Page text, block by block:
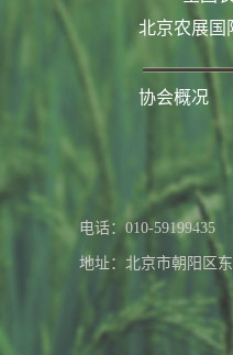
北京农展国
协会概况
电话：010-59199435
地址：北京市朝阳区